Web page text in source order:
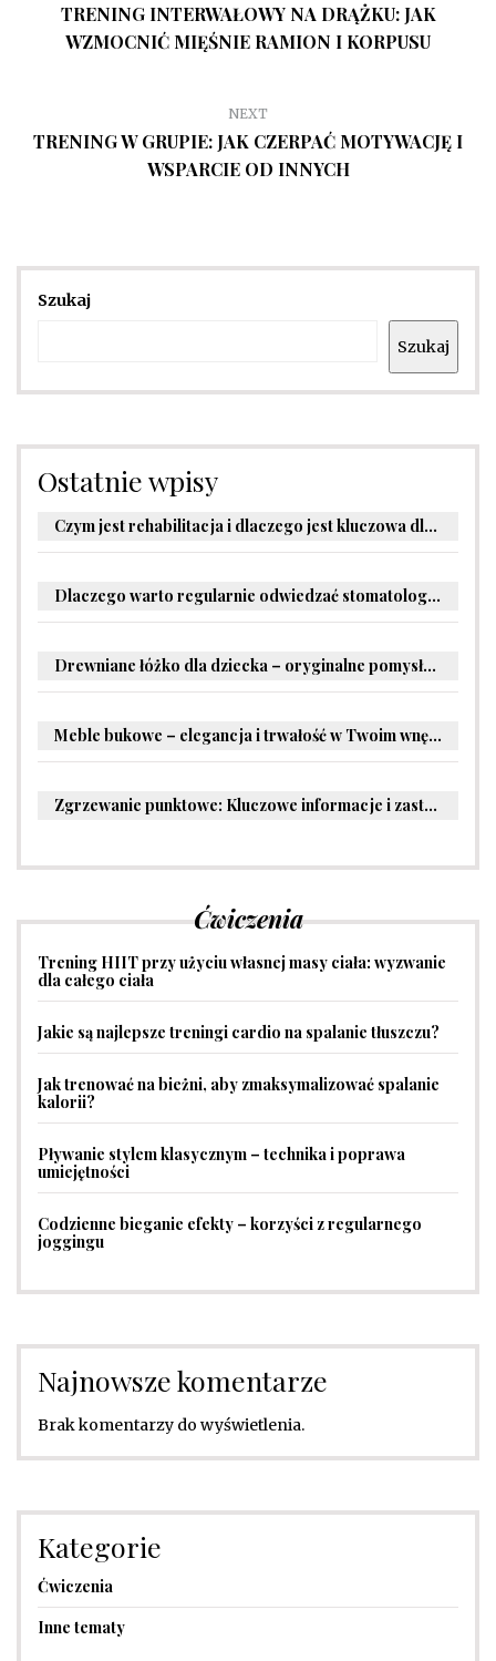
TRENING INTERWAŁOWY NA DRĄŻKU: JAK
WZMOCNIĆ MIĘŚNIE RAMION I KORPUSU
NEXT
TRENING W GRUPIE: JAK CZERPAĆ MOTYWACJĘ I
WSPARCIE OD INNYCH
Szukaj
Szukaj
Ostatnie wpisy
Czym jest rehabilitacja i dlaczego jest kluczowa dla powrotu do zdrowia?
Dlaczego warto regularnie odwiedzać stomatologa?
Drewniane łóżko dla dziecka – oryginalne pomysły na aranżację pokoju malucha
Meble bukowe – elegancja i trwałość w Twoim wnętrzu
Zgrzewanie punktowe: Kluczowe informacje i zastosowania w przemyśle
Ćwiczenia
Trening HIIT przy użyciu własnej masy ciała: wyzwanie
dla całego ciała
Jakie są najlepsze treningi cardio na spalanie tłuszczu?
Jak trenować na bieżni, aby zmaksymalizować spalanie
kalorii?
Pływanie stylem klasycznym – technika i poprawa
umiejętności
Codzienne bieganie efekty – korzyści z regularnego
joggingu
Najnowsze komentarze
Brak komentarzy do wyświetlenia.
Kategorie
Ćwiczenia
Inne tematy